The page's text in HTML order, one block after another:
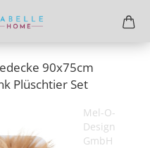
90x75cm
Plüschtier Set
Mel-O-
Design
GmbH